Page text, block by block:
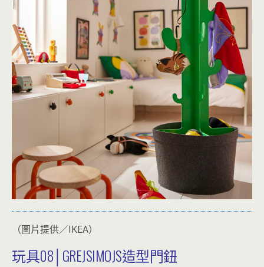
（圖片提供／IKEA）
玩具08│GREJSIMOJS造型門鈕